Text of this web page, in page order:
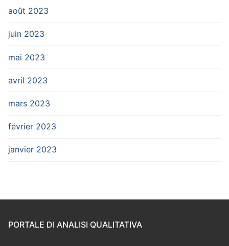
août 2023
juin 2023
mai 2023
avril 2023
mars 2023
février 2023
janvier 2023
PORTALE DI ANALISI QUALITATIVA